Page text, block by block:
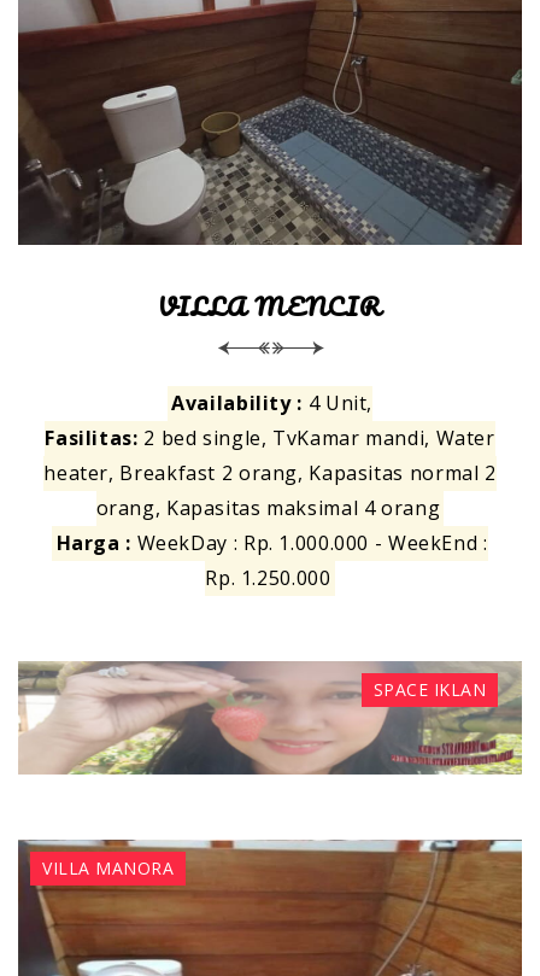
VILLA MENCIR
Availability : 4 Unit,
Fasilitas: 2 bed single, TvKamar mandi, Water
heater, Breakfast 2 orang, Kapasitas normal 2
orang, Kapasitas maksimal 4 orang
Harga : WeekDay : Rp. 1.000.000 - WeekEnd :
Rp. 1.250.000
SPACE IKLAN
VILLA MANORA